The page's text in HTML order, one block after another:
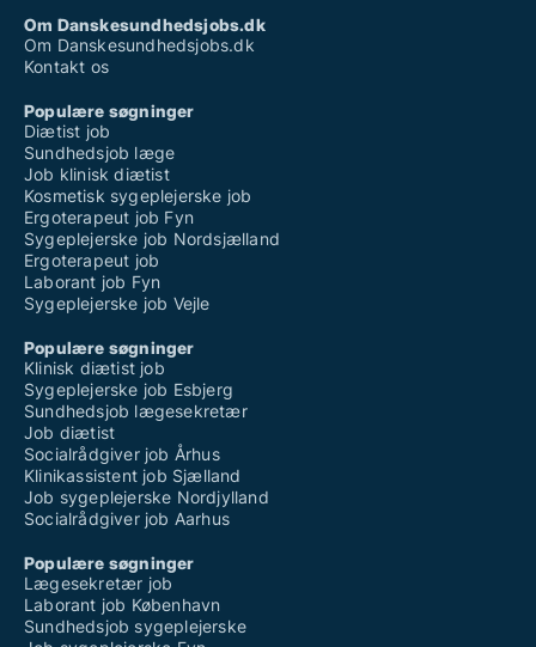
Om Danskesundhedsjobs.dk
Om Danskesundhedsjobs.dk
Kontakt os
Populære søgninger
Diætist job
Sundhedsjob læge
Job klinisk diætist
Kosmetisk sygeplejerske job
Ergoterapeut job Fyn
Sygeplejerske job Nordsjælland
Ergoterapeut job
Laborant job Fyn
Sygeplejerske job Vejle
Populære søgninger
Klinisk diætist job
Sygeplejerske job Esbjerg
Sundhedsjob lægesekretær
Job diætist
Socialrådgiver job Århus
Klinikassistent job Sjælland
Job sygeplejerske Nordjylland
Socialrådgiver job Aarhus
Populære søgninger
Lægesekretær job
Laborant job København
Sundhedsjob sygeplejerske